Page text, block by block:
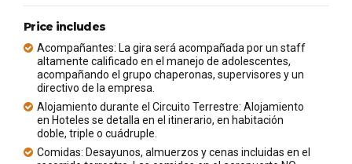
Price includes
Acompañantes: La gira será acompañada por un staff
altamente calificado en el manejo de adolescentes,
acompañando el grupo chaperonas, supervisores y un
directivo de la empresa.
Alojamiento durante el Circuito Terrestre: Alojamiento
en Hoteles se detalla en el itinerario, en habitación
doble, triple o cuádruple.
Comidas: Desayunos, almuerzos y cenas incluidas en el